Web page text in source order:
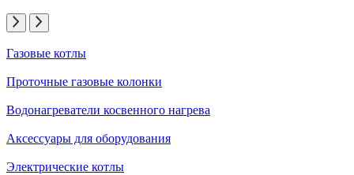
Газовые котлы
Проточные газовые колонки
Водонагреватели косвенного нагрева
Аксессуары для оборудования
Электрические котлы